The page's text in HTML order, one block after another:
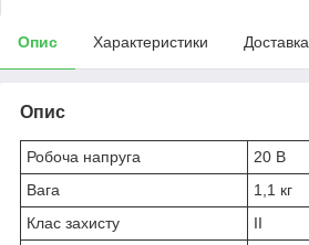
Опис Характеристики Доставка
Опис
Робоча напруга
20 В
Вага
1,1 кг
Клас захисту
II